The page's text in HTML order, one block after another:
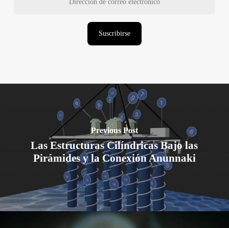
Suscribirse
Previous Post
Las Estructuras Cilíndricas Bajo las
Pirámides y la Conexión Anunnaki